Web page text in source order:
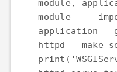
module,
module =
application =
httpd =